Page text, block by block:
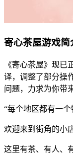
寄心茶屋游戏简
《寄心茶屋》现已
译，调整了部分操
问题，力求为你带
“每个地区都有一
欢迎来到街角的小
这里有茶、有人、